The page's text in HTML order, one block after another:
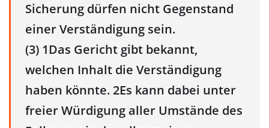
Sicherung dürfen nicht Gegenstand
einer Verständigung sein.
(3) 1Das Gericht gibt bekannt,
welchen Inhalt die Verständigung
haben könnte. 2Es kann dabei unter
freier Würdigung aller Umstände des